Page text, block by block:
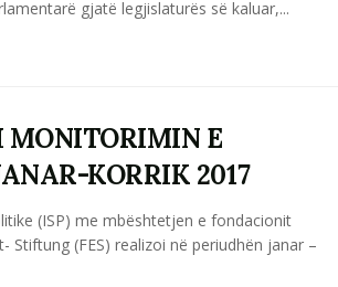
gjatë legjislaturës së kaluar,...
MONITORIMIN E
KORRIK 2017
(ISP) me mbështetjen e fondacionit
Stiftung (FES) realizoi në periudhën janar –